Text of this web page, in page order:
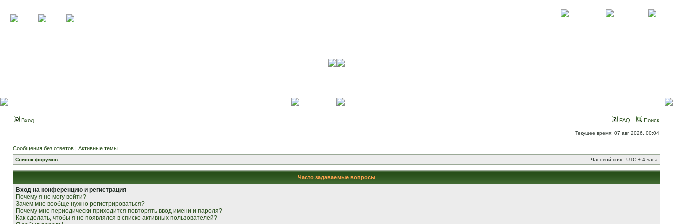
Вход FAQ Поиск
Текущее время: 07 авг 2026, 00:04
Сообщения без ответов | Активные темы
Список форумов Часовой пояс: UTC + 4 часа
Часто задаваемые вопросы
Вход на конференцию и регистрация
Почему я не могу войти?
Зачем мне вообще нужно регистрироваться?
Почему мне периодически приходится повторять ввод имени и пароля?
Как сделать, чтобы я не появлялся в списке активных пользователей?